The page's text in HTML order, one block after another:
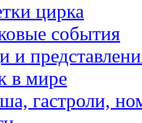
цирка
события
и
в мире
гастроли,